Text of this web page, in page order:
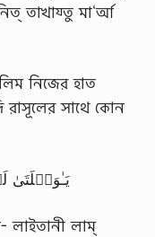
তাখায্তু মা‘র্আ
নিজের হাত
রাসূলের সাথে কোন
يَـٰوَيۡلَتَىٰ
লাইতানী লাম্